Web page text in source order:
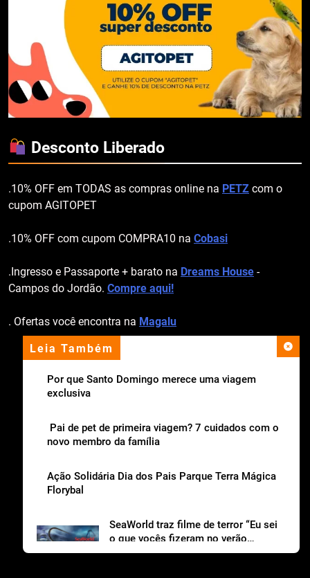
Leia Também
Por que Santo Domingo merece uma viagem
exclusiva
Pai de pet de primeira viagem? 7 cuidados com o
novo membro da família
Ação Solidária Dia dos Pais Parque Terra Mágica
Florybal
SeaWorld traz filme de terror “Eu sei
o que vocês fizeram no verão
passado“ para o Howl-o-Scream
Desconto Liberado
.10% OFF em TODAS as compras online na PETZ com o
cupom AGITOPET
.10% OFF com cupom COMPRA10 na Cobasi
.Ingresso e Passaporte + barato na Dreams House -
Campos do Jordão. Compre aqui!
. Ofertas você encontra na Magalu
apoio institucional